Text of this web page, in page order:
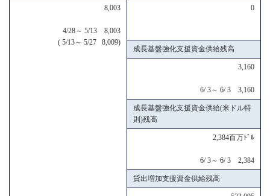
8,003
4/28～ 5/13 8,003
( 5/13～ 5/27 8,009)
0
成長基盤強化支援資金供給残高
3,160
6/ 3～ 6/ 3 3,160
成長基盤強化支援資金供給(米ドル特
則)残高
2,384百万ﾄﾞﾙ
6/ 3～ 6/ 3 2,384
貸出増加支援資金供給残高